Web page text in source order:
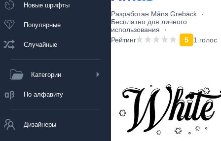
Новые шрифты
Популярные
Случайные
Категории
По алфавиту
Дизайнеры
Разработан Måns Grebäck
Бесплатно для личного
использования
Рейтинг
5 1 голос